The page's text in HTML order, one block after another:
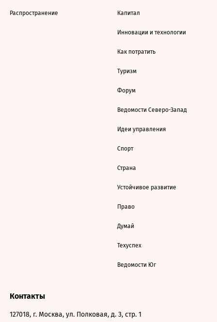
Распространение Капитал
Инновации и технологии
Как потратить
Туризм
Форум
Ведомости Северо-Запад
Идеи управления
Спорт
Страна
Устойчивое развитие
Право
Думай
Техуспех
Ведомости Юг
Контакты
127018, г. Москва, ул. Полковая, д. 3, стр. 1